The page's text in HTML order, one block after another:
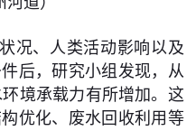
况、人类活动影响以及
后，研究小组发现，从
境承载力有所增加。这
优化、废水回收利用等